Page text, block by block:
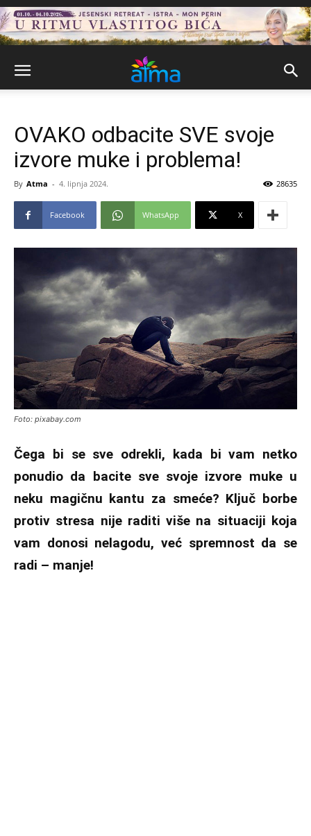
OVAKO odbacite SVE svoje
izvore muke i problema!
By Atma - 4. lipnja 2024. 28635
Facebook WhatsApp X
Foto: pixabay.com
Čega bi se sve odrekli, kada bi vam netko
ponudio da bacite sve svoje izvore muke u
neku magičnu kantu za smeće? Ključ borbe
protiv stresa nije raditi više na situaciji koja
vam donosi nelagodu, već spremnost da se
radi – manje!